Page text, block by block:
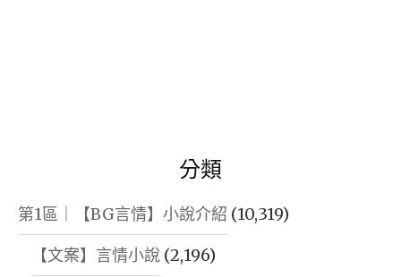
分類
第1區｜【BG言情】小說介紹 (10,319)
【文案】言情小說 (2,196)